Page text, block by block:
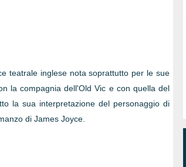
teatrale inglese nota soprattutto per le sue
la compagnia dell'Old Vic e con quella del
la sua interpretazione del personaggio di
di James Joyce.